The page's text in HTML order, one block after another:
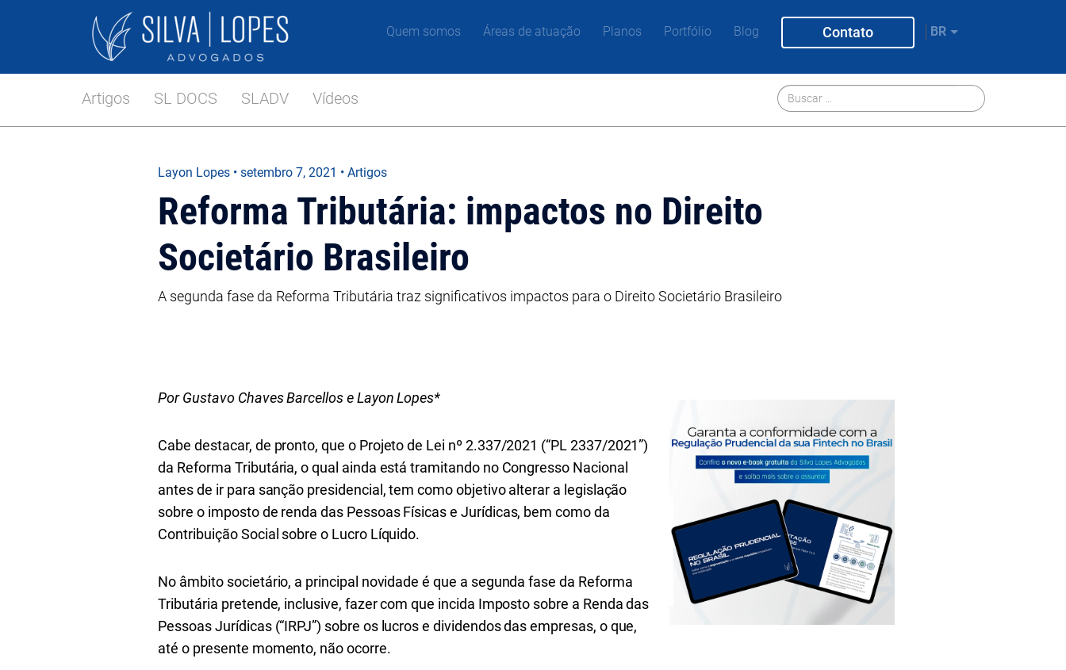
Quem somos Áreas de atuação Planos Portfólio Blog Contato BR
Artigos SL DOCS SLADV Vídeos
Layon Lopes •setembro 7, 2021 • Artigos
Reforma Tributária: impactos no Direito
Societário Brasileiro
A segunda fase da Reforma Tributária traz significativos impactos para o Direito Societário Brasileiro
Por Gustavo Chaves Barcellos e Layon Lopes*
Cabe destacar, de pronto, que o Projeto de Lei nº 2.337/2021 (“PL 2337/2021”)
da Reforma Tributária, o qual ainda está tramitando no Congresso Nacional
antes de ir para sanção presidencial, tem como objetivo alterar a legislação
sobre o imposto de renda das Pessoas Físicas e Jurídicas, bem como da
Contribuição Social sobre o Lucro Líquido.
No âmbito societário, a principal novidade é que a segunda fase da Reforma
Tributária pretende, inclusive, fazer com que incida Imposto sobre a Renda das
Pessoas Jurídicas (“IRPJ”) sobre os lucros e dividendos das empresas, o que,
até o presente momento, não ocorre.